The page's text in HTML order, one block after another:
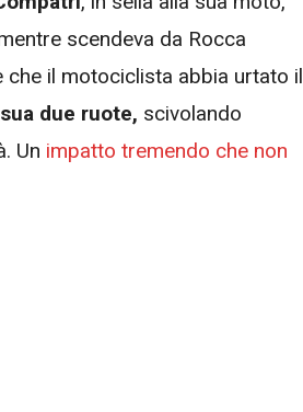
scendeva da Rocca
il motociclista abbia urtato il
due ruote, scivolando
Un impatto tremendo che non